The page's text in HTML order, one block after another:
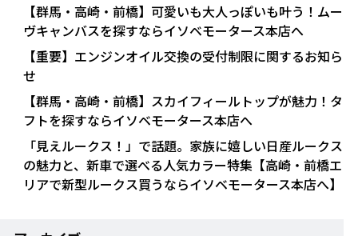
【群馬・高崎・前橋】可愛いも大人っぽいも叶う！ムー
ヴキャンバスを探すならイソベモータース本店へ
【重要】エンジンオイル交換の受付制限に関するお知ら
せ
【群馬・高崎・前橋】スカイフィールトップが魅力！タ
フトを探すならイソベモータース本店へ
「見えルークス！」で話題。家族に嬉しい日産ルークス
の魅力と、新車で選べる人気カラー特集【高崎・前橋エ
リアで新型ルークス買うならイソベモータース本店へ】